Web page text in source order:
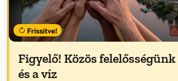
Frissítve!
Figyelő! Közös
és a víz